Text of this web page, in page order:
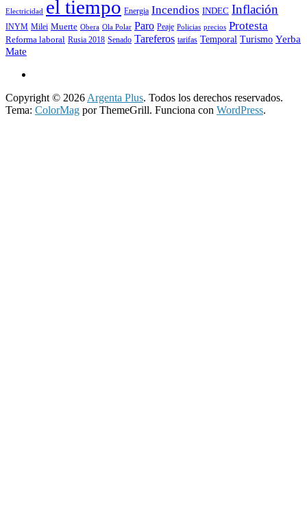
Electricidad el tiempo Energia Incendios INDEC Inflación
INYM Milei Muerte Obera Ola Polar Paro Peaje Policias precios Protesta
Reforma laboral Rusia 2018 Senado Tareferos tarifas Temporal Turismo Yerba
Mate
Copyright © 2026 Argenta Plus. Todos los derechos reservados.
Tema: ColorMag por ThemeGrill. Funciona con WordPress.